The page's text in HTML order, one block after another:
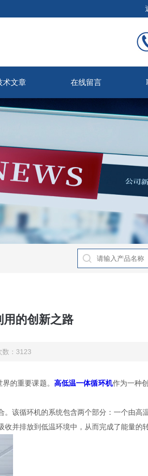
术文章 在线留言
用的创新之路
：3123
的重要课题。 高低温一体循环机作为一种
该循环机的系统包含两个部分：一个由高
并排放到低温环境中，从而完成了能量的转